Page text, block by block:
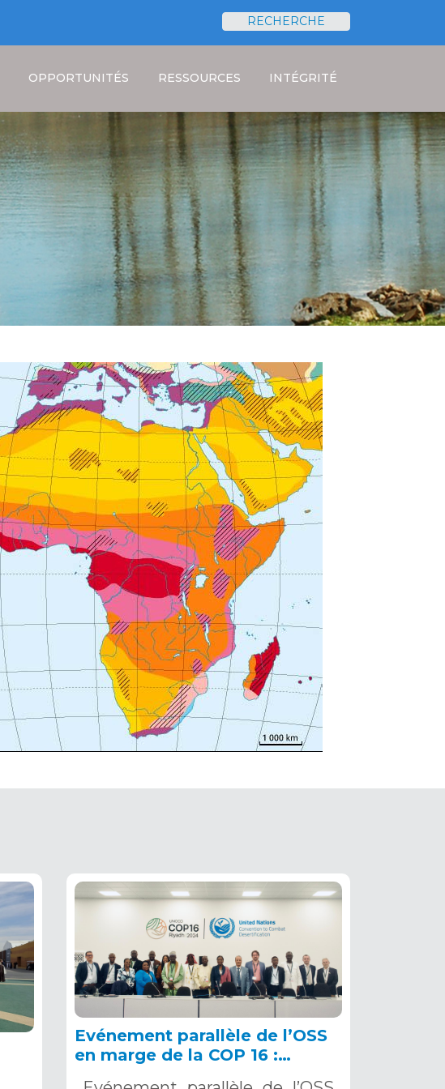
RECHERCHE
OPPORTUNITÉS RESSOURCES INTÉGRITÉ
Evénement parallèle de l’OSS
en marge de la COP 16 :